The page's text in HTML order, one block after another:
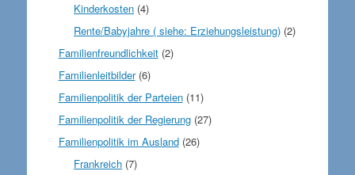
Kinderkosten (4)
Rente/Babyjahre ( siehe: Erziehungsleistung) (2)
Familienfreundlichkeit(2)
Familienleitbilder(6)
Familienpolitik der Parteien(11)
Familienpolitik der Regierung(27)
Familienpolitik im Ausland(26)
Frankreich (7)